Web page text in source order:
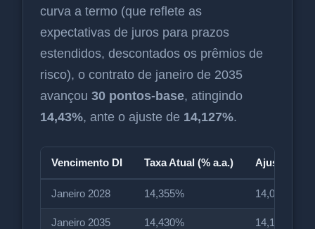
curva a termo (que reflete as
expectativas de juros para prazos
estendidos, descontados os prêmios de
risco), o contrato de janeiro de 2035
avançou 30 pontos-base, atingindo
14,43%, ante o ajuste de 14,127%.
Vencimento DI Taxa Atual (% a.a.) Ajuste
Janeiro 2028 14,355% 14,068%
Janeiro 2035 14,430% 14,127%